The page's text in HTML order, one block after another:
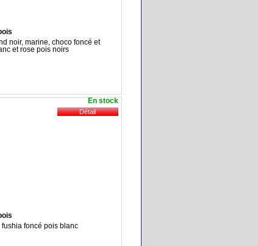
noir, marine, choco foncé et
et rose pois noirs
En stock
foncé pois blanc